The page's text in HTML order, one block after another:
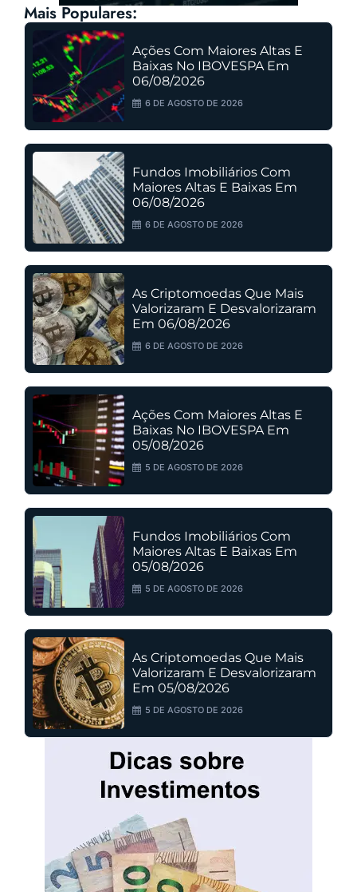
Mais Populares:
Ações Com Maiores Altas E
Baixas No IBOVESPA Em
06/08/2026
6 DE AGOSTO DE 2026
Fundos Imobiliários Com
Maiores Altas E Baixas Em
06/08/2026
6 DE AGOSTO DE 2026
As Criptomoedas Que Mais
Valorizaram E Desvalorizaram
Em 06/08/2026
6 DE AGOSTO DE 2026
Ações Com Maiores Altas E
Baixas No IBOVESPA Em
05/08/2026
5 DE AGOSTO DE 2026
Fundos Imobiliários Com
Maiores Altas E Baixas Em
05/08/2026
5 DE AGOSTO DE 2026
As Criptomoedas Que Mais
Valorizaram E Desvalorizaram
Em 05/08/2026
5 DE AGOSTO DE 2026